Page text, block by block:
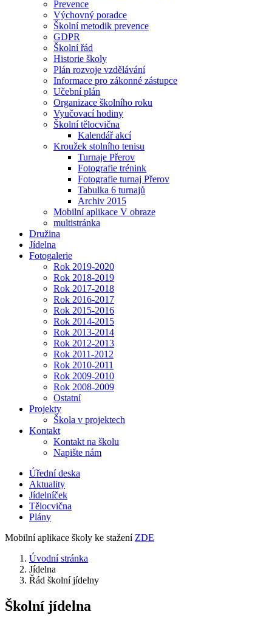
Prevence
Výchovný poradce
Školní metodik prevence
GDPR
Školní řád
Historie školy
Plán rozvoje vzdělávání
Informace pro zákonné zástupce
Učební plán
Organizace školního roku
Vyučovací hodiny
Školní tělocvična
Kalendář akcí
Kroužek stolního tenisu
Turnaje Přerov
Fotografie trénink
Fotografie turnaj Přerov
Tabulka 6 turnajů
Archiv 2015
Mobilní aplikace V obraze
multistránka
Družina
Jídelna
Fotogalerie
Rok 2019-2020
Rok 2018-2019
Rok 2017-2018
Rok 2016-2017
Rok 2015-2016
Rok 2014-2015
Rok 2013-2014
Rok 2012-2013
Rok 2011-2012
Rok 2010-2011
Rok 2009-2010
Rok 2008-2009
Ostatní
Projekty
Škola v projektech
Kontakt
Kontakt na školu
Napište nám
Úřední deska
Aktuality
Jídelníček
Tělocvična
Plány
Mobilní aplikace školy ke stažení ZDE
Úvodní stránka
Jídelna
Řád školní jídelny
Školní jídelna